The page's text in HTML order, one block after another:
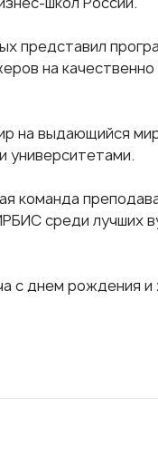
представил
на
на выдающийся
университетами.
команда
среди лучших
с днем рождения